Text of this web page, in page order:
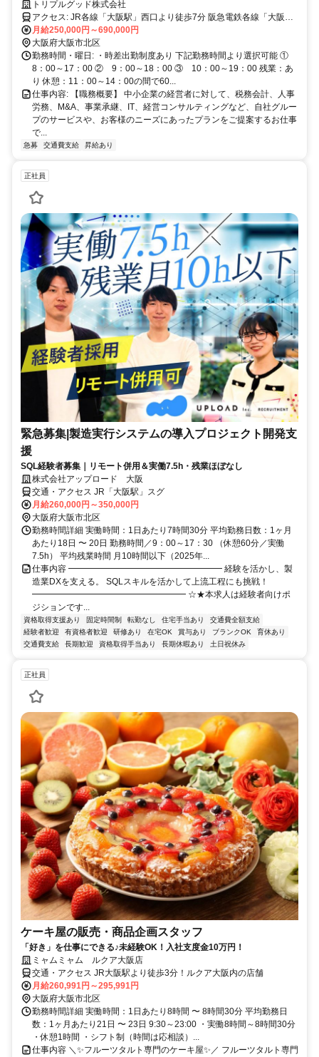
提案いただく職種です。
トリプルグッド株式会社
アクセス: JR各線「大阪駅」西口より徒歩7分 阪急電鉄各線「大阪梅
田駅」より徒歩9分 大阪メトロ各線「梅田駅」より徒歩9分 阪神電鉄
各線「大阪梅田駅」より徒歩13分
月給250,000円～690,000円
大阪府大阪市北区
勤務時間・曜日: ・時差出勤制度あり 下記勤務時間より選択可能 ①
8：00～17：00 ② 9：00～18：00 ③ 10：00～19：00 残業：あ
り 休憩：11：00～14：00の間で60...
仕事内容: 【職務概要】 中小企業の経営者に対して、税務会計、人事
労務、M&A、事業承継、IT、経営コンサルティングなど、自社グルー
プのサービスや、お客様のニーズにあったプランをご提案するお仕事
で...
急募 交通費支給 昇給あり
正社員
緊急募集|製造実行システムの導入プロジェクト開発支
援
SQL経験者募集｜リモート併用＆実働7.5h・残業ほぼなし
株式会社アップロード 大阪
交通・アクセス JR「大阪駅」スグ
月給260,000円～350,000円
大阪府大阪市北区
勤務時間詳細 実働時間：1日あたり7時間30分 平均勤務日数：1ヶ月
あたり18日 〜 20日 勤務時間／9：00～17：30 （休憩60分／実働
7.5h） 平均残業時間 月10時間以下（2025年...
仕事内容 ━━━━━━━━━━━━━━━━━━ 経験を活かし、製
造業DXを支える。 SQLスキルを活かして上流工程にも挑戦！
━━━━━━━━━━━━━━━━━━ ☆★本求人は経験者向けポ
ジションです...
資格取得支援あり 固定時間制 転勤なし 住宅手当あり
交通費全額支給
経験者歓迎
有資格者歓迎 研修あり 在宅OK 賞与あり ブランクOK
育休あり
交通費支給
長期歓迎 資格取得手当あり 長期休暇あり 土日祝休み
正社員
ケーキ屋の販売・商品企画スタッフ
「好き」を仕事にできる♪未経験OK！入社支度金10万円！
ミャムミャム ルクア大阪店
交通・アクセス JR大阪駅より徒歩3分！ルクア大阪内の店舗
月給260,991円～295,991円
大阪府大阪市北区
勤務時間詳細 実働時間：1日あたり8時間 〜 8時間30分 平均勤務日
数：1ヶ月あたり21日 〜 23日 9:30～23:00 ・実働8時間～8時間30分
・休憩1時間 ・シフト制（時間は応相談）...
仕事内容 ＼✨フルーツタルト専門のケーキ屋✨／ フルーツタルト専門